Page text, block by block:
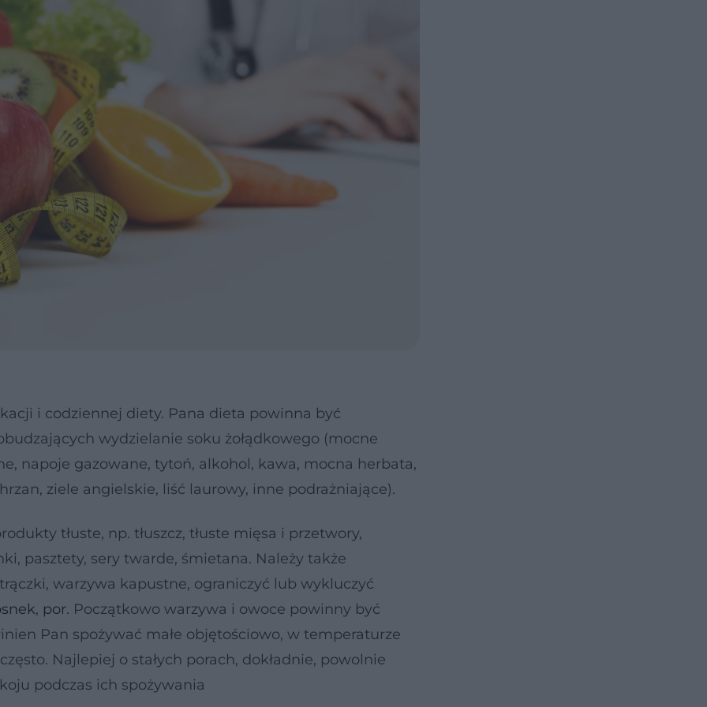
i codziennej diety. Pana dieta powinna być
wydzielanie soku żołądkowego (mocne
napoje gazowane, tytoń, alkohol, kawa, mocna herbata,
ziele angielskie, liść laurowy, inne podrażniające).
tłuste, np. tłuszcz, tłuste mięsa i przetwory,
pasztety, sery twarde, śmietana. Należy także
warzywa kapustne, ograniczyć lub wykluczyć
, por. Początkowo warzywa i owoce powinny być
Pan spożywać małe objętościowo, w temperaturze
Najlepiej o stałych porach, dokładnie, powolnie
podczas ich spożywania